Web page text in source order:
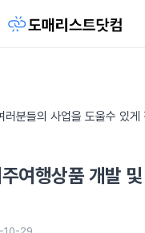
러분들의 사업을 도울수 있게
여행상품 개발 및